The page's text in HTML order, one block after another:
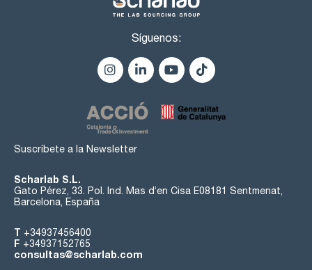
Síguenos:
Suscríbete a la Newsletter
Scharlab S.L.
Gato Pérez, 33. Pol. Ind. Mas d’en Cisa E08181 Sentmenat,
Barcelona, España
T +34937456400
F +34937152765
consultas@scharlab.com